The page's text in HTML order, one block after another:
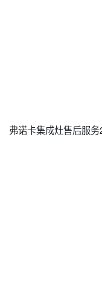
弗诺卡集成灶售后服务